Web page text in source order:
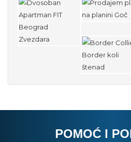
POMOĆ I